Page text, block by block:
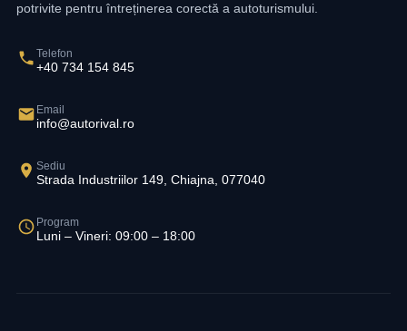
potrivite pentru întreținerea corectă a autoturismului.
Telefon
+40 734 154 845
Email
info@autorival.ro
Sediu
Strada Industriilor 149, Chiajna, 077040
Program
Luni – Vineri: 09:00 – 18:00